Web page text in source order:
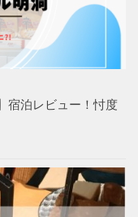
宿泊レビュー！忖度